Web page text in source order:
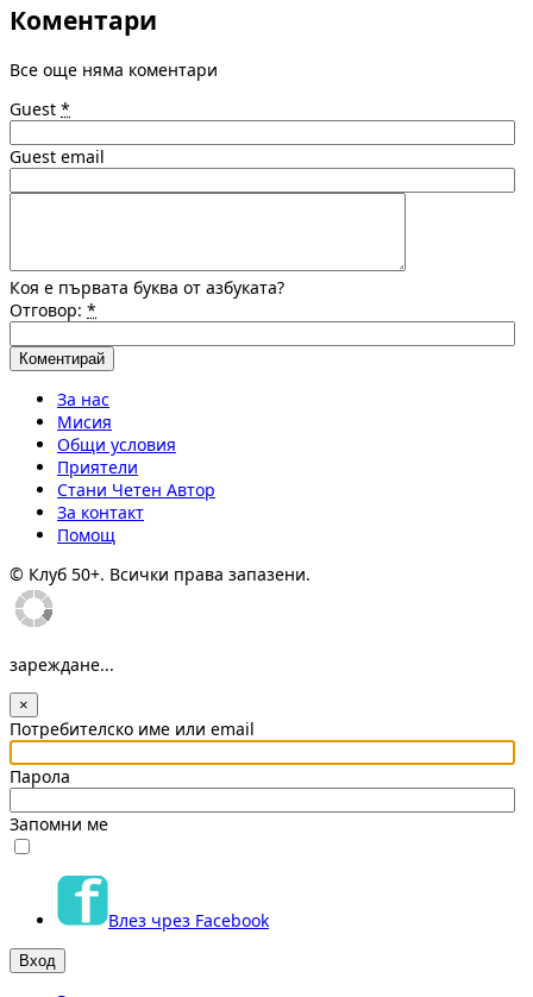
Коментари
Все още няма коментари
Guest *
Guest email
Коя е първата буква от азбуката?
Отговор: *
За нас
Мисия
Общи условия
Приятели
Стани Четен Автор
За контакт
Помощ
© Клуб 50+. Всички права запазени.
зареждане...
×
Потребителско име или email
Парола
Запомни ме
Влез чрез Facebook